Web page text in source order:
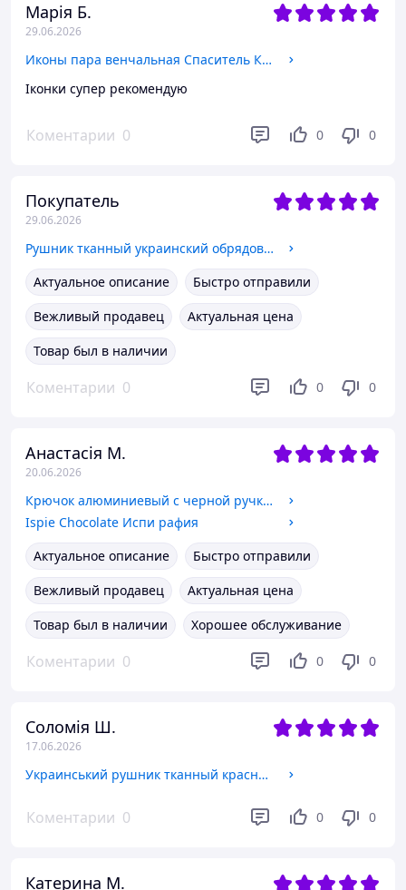
Марія Б.
29.06.2026
Иконы пара венчальная Спаситель Казанская в деревянном белом киоте под стеклом в серебре 22*25 см
Іконки супер рекомендую
Коментарии 0 0 0
Покупатель
29.06.2026
Рушник тканный украинский обрядовый красный 170см
Актуальное описание
Быстро отправили
Вежливый продавец
Актуальная цена
Товар был в наличии
Коментарии 0 0 0
Анастасія М.
20.06.2026
Крючок алюминиевый с черной ручкой и золотым наконечником KnitPro, 30803, 3.00 мм
Ispie Chocolate Испи рафия
Актуальное описание
Быстро отправили
Вежливый продавец
Актуальная цена
Товар был в наличии
Хорошее обслуживание
Коментарии 0 0 0
Соломія Ш.
17.06.2026
Украинський рушник тканный красный 116 см
Коментарии 0 0 0
Катерина М.